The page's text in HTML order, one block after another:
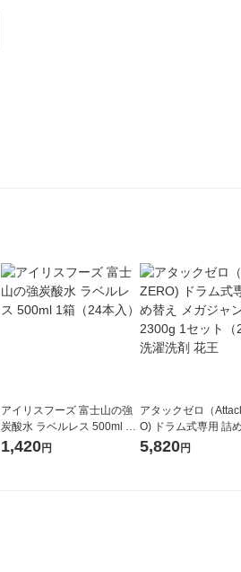
アイリスフーズ 富士山の強
炭酸水 ラベルレス 500ml 1
箱（24本入）
1,420円
アタックゼロ（
O) ドラム式専用 詰
ガジャンボ 2300g 1
5,820円